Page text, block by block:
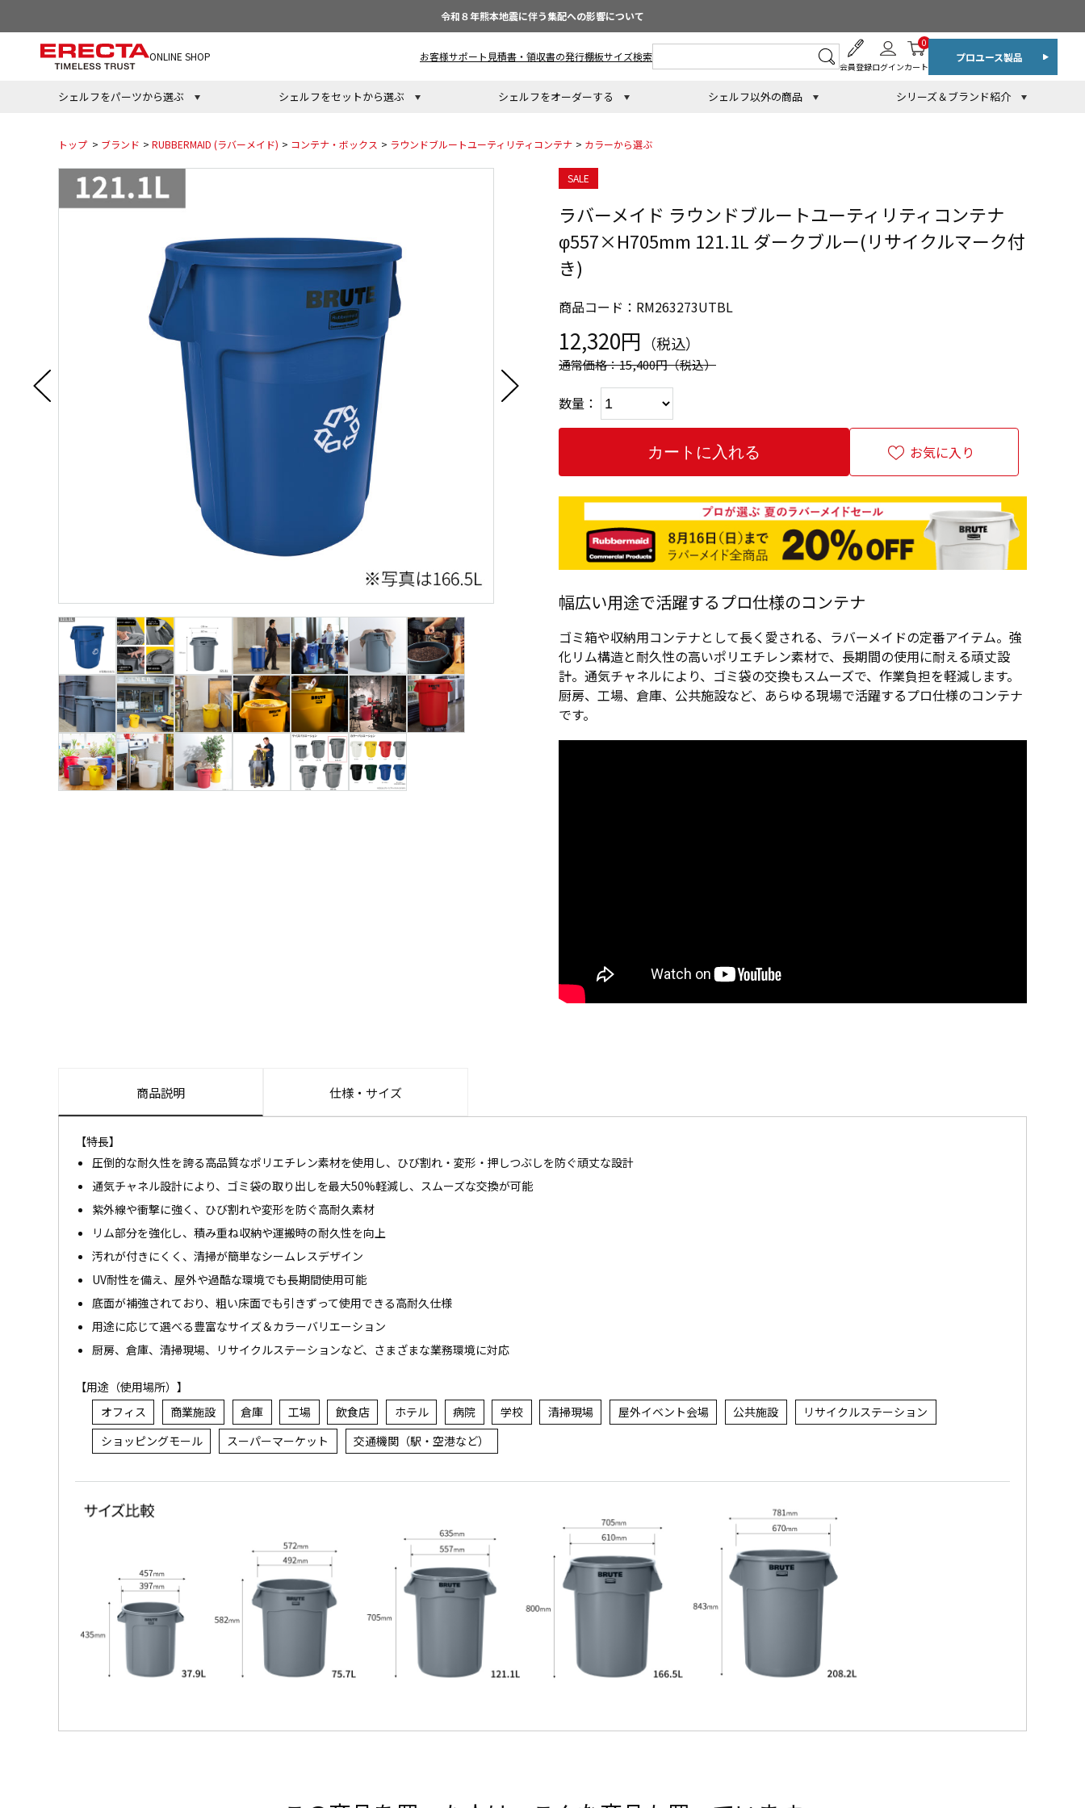
令和８年熊本地震に伴う集配への影響について
ONLINE SHOP お客様サポート 見積書・領収書の発行棚板サイズ検索
会員登録ログインカート
0
プロユース製品
シェルフをパーツから選ぶ シェルフをセットから選ぶ シェルフをオーダーする シェルフ以外の商品 シリーズ＆ブランド紹介
トップ > ブランド > RUBBERMAID (ラバーメイド) > コンテナ・ボックス > ラウンドブルートユーティリティコンテナ > カラーから選ぶ
SALE
ラバーメイド ラウンドブルートユーティリティコンテナ
φ557×H705mm 121.1L ダークブルー(リサイクルマーク付
き)
商品コード：RM263273UTBL
12,320円 （税込）
通常価格：15,400円（税込）
数量：
お気に入り
幅広い用途で活躍するプロ仕様のコンテナ
ゴミ箱や収納用コンテナとして長く愛される、ラバーメイドの定番アイテム。強
化リム構造と耐久性の高いポリエチレン素材で、長期間の使用に耐える頑丈設
計。通気チャネルにより、ゴミ袋の交換もスムーズで、作業負担を軽減します。
厨房、工場、倉庫、公共施設など、あらゆる現場で活躍するプロ仕様のコンテナ
です。
商品説明 仕様・サイズ
【特長】
圧倒的な耐久性を誇る高品質なポリエチレン素材を使用し、ひび割れ・変形・押しつぶしを防ぐ頑丈な設計
通気チャネル設計により、ゴミ袋の取り出しを最大50%軽減し、スムーズな交換が可能
紫外線や衝撃に強く、ひび割れや変形を防ぐ高耐久素材
リム部分を強化し、積み重ね収納や運搬時の耐久性を向上
汚れが付きにくく、清掃が簡単なシームレスデザイン
UV耐性を備え、屋外や過酷な環境でも長期間使用可能
底面が補強されており、粗い床面でも引きずって使用できる高耐久仕様
用途に応じて選べる豊富なサイズ＆カラーバリエーション
厨房、倉庫、清掃現場、リサイクルステーションなど、さまざまな業務環境に対応
【用途（使用場所）】
オフィス
商業施設 倉庫 工場 飲食店 ホテル 病院 学校 清掃現場 屋外イベント会場 公共施設
リサイクルステーション
ショッピングモール
スーパーマーケット 交通機関（駅・空港など）